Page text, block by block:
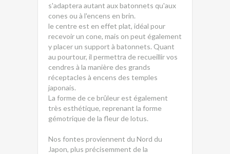
s'adaptera autant aux batonnets qu'aux
cones ou à l'encens en brin.
le centre est en effet plat, idéal pour
recevoir un cone, mais on peut également
y placer un support à batonnets. Quant
au pourtour, il permettra de recueillir vos
cendres à la manière des grands
réceptacles à encens des temples
japonais.
La forme de ce brûleur est également
très esthétique, reprenant la forme
gémotrique de la fleur de lotus.
Nos fontes proviennent du Nord du
Japon, plus précisemment de la